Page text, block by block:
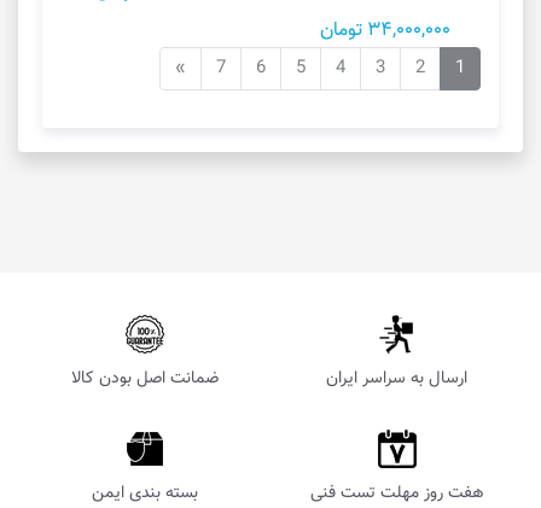
34,000,000 تومان
1
2
3
4
5
6
7
»
ارسال به سراسر ایران ضمانت اصل بودن کالا
هفت روز مهلت تست فنی بسته بندی ایمن